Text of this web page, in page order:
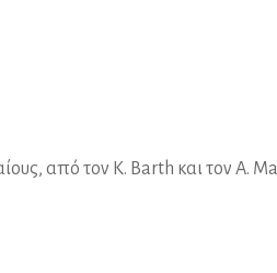
από τον K. Barth και τον A.